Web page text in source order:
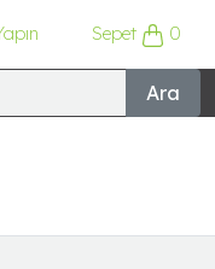
Sepet 0
Ara